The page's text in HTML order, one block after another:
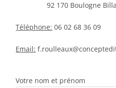
92 170 Boulogne
Téléphone: 06 02 68 36 09
Email:
Votre nom et prénom